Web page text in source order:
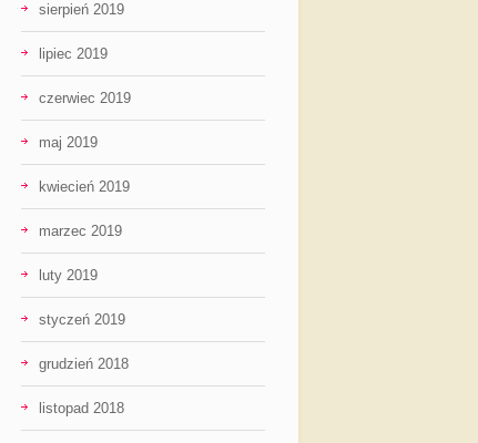
sierpień 2019
lipiec 2019
czerwiec 2019
maj 2019
kwiecień 2019
marzec 2019
luty 2019
styczeń 2019
grudzień 2018
listopad 2018